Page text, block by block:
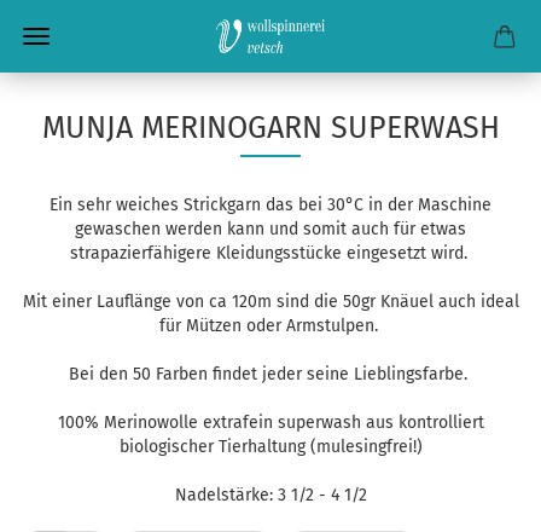
MUNJA MERINOGARN SUPERWASH
Ein sehr weiches Strickgarn das bei 30°C in der Maschine
gewaschen werden kann und somit auch für etwas
strapazierfähigere Kleidungsstücke eingesetzt wird.
Mit einer Lauflänge von ca 120m sind die 50gr Knäuel auch ideal
für Mützen oder Armstulpen.
Bei den 50 Farben findet jeder seine Lieblingsfarbe.
100% Merinowolle extrafein superwash aus kontrolliert
biologischer Tierhaltung (mulesingfrei!)
Nadelstärke: 3 1/2 - 4 1/2